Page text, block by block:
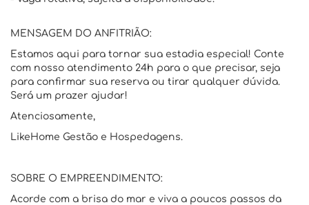
MENSAGEM DO ANFITRIÃO:
Estamos aqui para tornar sua estadia especial! Conte
com nosso atendimento 24h para o que precisar, seja
para confirmar sua reserva ou tirar qualquer dúvida.
Será um prazer ajudar!
Atenciosamente,
LikeHome Gestão e Hospedagens.
SOBRE O EMPREENDIMENTO:
Acorde com a brisa do mar e viva a poucos passos da